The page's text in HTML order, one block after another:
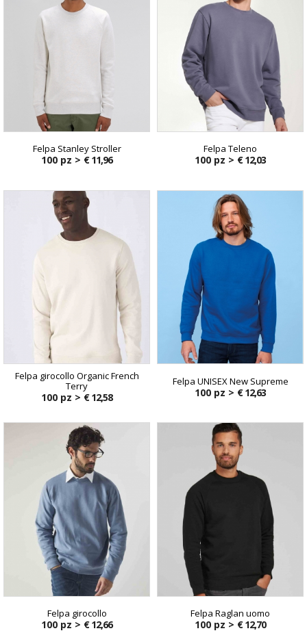
Felpa Stanley Stroller
100 pz > € 11,96
Felpa Teleno
100 pz > € 12,03
Felpa girocollo Organic French
Terry
100 pz > € 12,58
Felpa UNISEX New Supreme
100 pz > € 12,63
Felpa girocollo
100 pz > € 12,66
Felpa Raglan uomo
100 pz > € 12,70